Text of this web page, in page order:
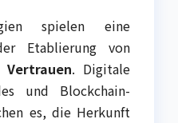
spielen eine
Etablierung von
Vertrauen. Digitale
und Blockchain-
es, die Herkunft